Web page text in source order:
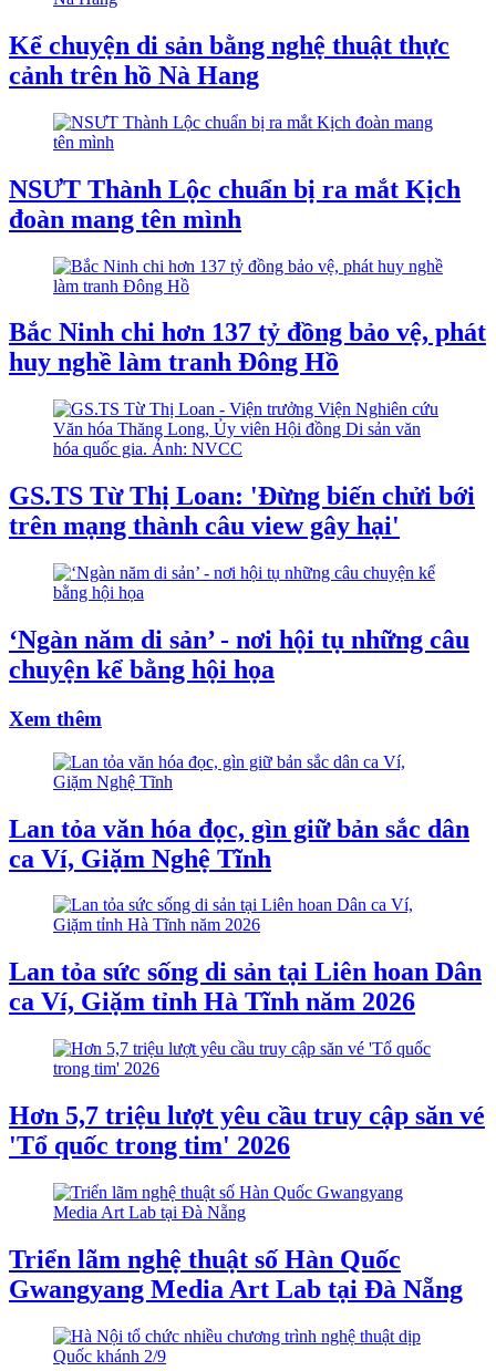
Kể chuyện di sản bằng nghệ thuật thực
cảnh trên hồ Nà Hang
NSƯT Thành Lộc chuẩn bị ra mắt Kịch
đoàn mang tên mình
Bắc Ninh chi hơn 137 tỷ đồng bảo vệ, phát
huy nghề làm tranh Đông Hồ
GS.TS Từ Thị Loan: 'Đừng biến chửi bới
trên mạng thành câu view gây hại'
‘Ngàn năm di sản’ - nơi hội tụ những câu
chuyện kể bằng hội họa
Xem thêm
Lan tỏa văn hóa đọc, gìn giữ bản sắc dân
ca Ví, Giặm Nghệ Tĩnh
Lan tỏa sức sống di sản tại Liên hoan Dân
ca Ví, Giặm tỉnh Hà Tĩnh năm 2026
Hơn 5,7 triệu lượt yêu cầu truy cập săn vé
'Tổ quốc trong tim' 2026
Triển lãm nghệ thuật số Hàn Quốc
Gwangyang Media Art Lab tại Đà Nẵng